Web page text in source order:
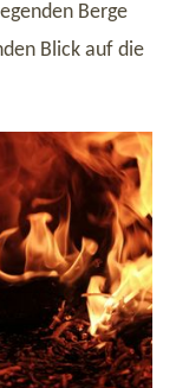
Berge
Blick auf die